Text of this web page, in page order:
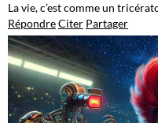
La vie, c’est comme un
RépondreCiter Partager